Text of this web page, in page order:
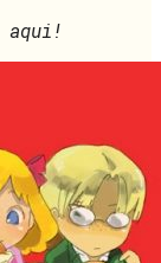
aqui!